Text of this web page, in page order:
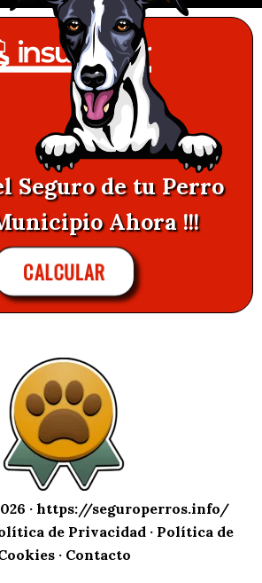
Seguro de tu Perro
Ahora !!!
CALCULAR
· https://seguroperros.info/
de Privacidad · Política de
· Contacto